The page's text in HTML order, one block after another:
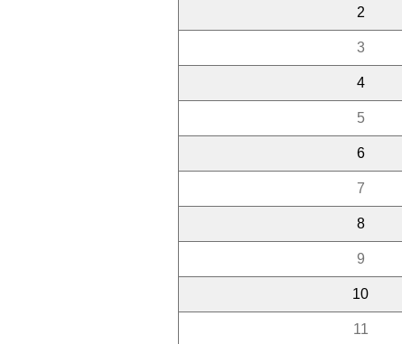
2
3
4
5
6
7
8
9
10
11